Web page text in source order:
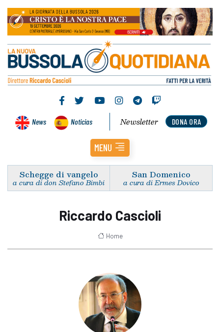
News Noticias DONA ORA
Newsletter
MENU
Schegge di vangelo
a cura di don Stefano Bimbi
San Domenico
a cura di Ermes Dovico
Riccardo Cascioli
Home